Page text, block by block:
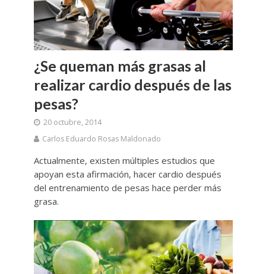
¿Se queman más grasas al
realizar cardio después de las
pesas?
20 octubre, 2014
Carlos Eduardo Rosas Maldonado
Actualmente, existen múltiples estudios que
apoyan esta afirmación, hacer cardio después
del entrenamiento de pesas hace perder más
grasa.